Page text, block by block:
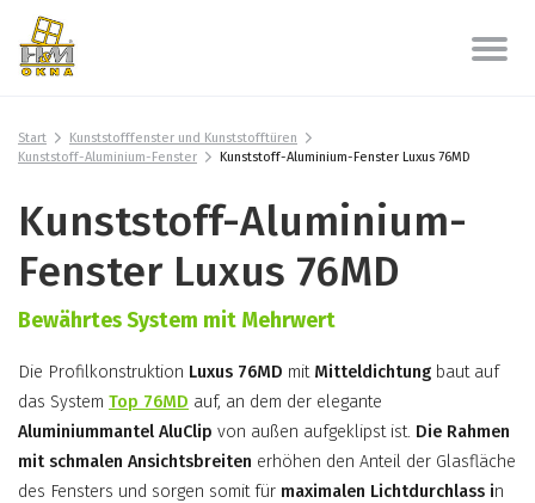
Start
Kunststofffenster und Kunststofftüren
Kunststoff-Aluminium-Fenster
Kunststoff-Aluminium-Fenster Luxus 76MD
Kunststoff-Aluminium-
Fenster Luxus 76MD
Bewährtes System mit Mehrwert
Die Profilkonstruktion Luxus 76MD mit Mitteldichtung baut auf
das System Top 76MD auf, an dem der elegante
Aluminiummantel AluClip von außen aufgeklipst ist. Die Rahmen
mit schmalen Ansichtsbreiten erhöhen den Anteil der Glasfläche
des Fensters und sorgen somit für maximalen Lichtdurchlass in